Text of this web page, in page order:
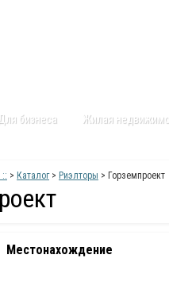
Для бизнеса Жилая
> Каталог> Риэлторы > Горземпроект
Местонахождение